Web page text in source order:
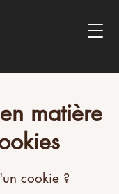
matière
cookie ?